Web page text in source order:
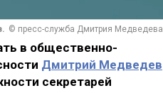
© пресс-служба Дмитрия Медведева
в общественно-
Дмитрий Медведев
секретарей